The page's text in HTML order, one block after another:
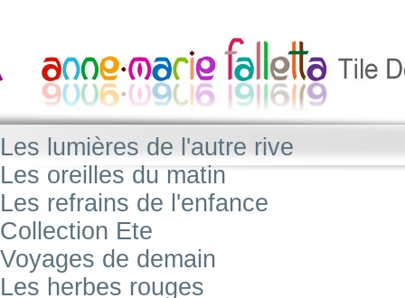
Les lumières de l'autre rive
Les oreilles du matin
Les refrains de l'enfance
Collection Ete
Voyages de demain
Les herbes rouges